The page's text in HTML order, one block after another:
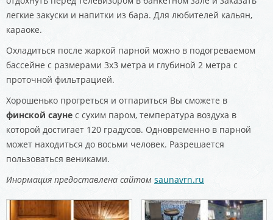
легкие закуски и напитки из бара. Для любителей кальян,
караоке.
Охладиться после жаркой парной можно в подогреваемом
бассейне с размерами 3х3 метра и глубиной 2 метра с
проточной фильтрацией.
Хорошенько прогреться и отпариться Вы сможете в
финской сауне с сухим паром, температура воздуха в
которой достигает 120 градусов. Одновременно в парной
может находиться до восьми человек. Разрешается
пользоваться вениками.
Инормация предоставлена сайтом saunavrn.ru